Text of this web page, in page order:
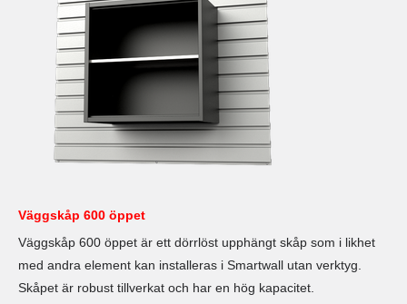
Väggskåp 600 öppet
Väggskåp 600 öppet är ett dörrlöst upphängt skåp som i likhet
med andra element kan installeras i Smartwall utan verktyg.
Skåpet är robust tillverkat och har en hög kapacitet.